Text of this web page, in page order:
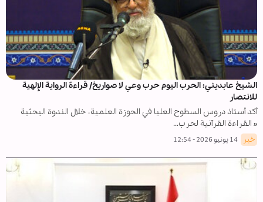
الشيخ عابديني: الحرب اليوم حرب وعي لا صواريخ/ قراءة الرواية الإلهية
للانتصار
أكد أستاذ دروس السطوح العليا في الحوزة العلمية، خلال الندوة البحثية
« القراءة القرآنية لحرب…
خبر 14 يونيو 2026 - 12:54